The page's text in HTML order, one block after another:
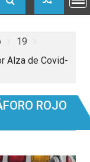
19
Alza de Covid-
ROJO